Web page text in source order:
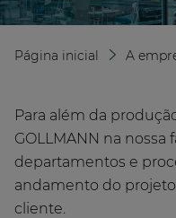
Página inicial A
Para além da
GOLLMANN na
departamentos e
andamento do
cliente.